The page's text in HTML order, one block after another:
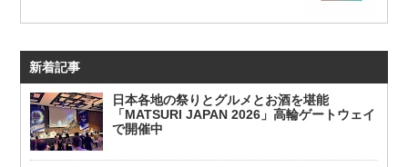
新着記事
日本各地の祭りとグルメとお酒を堪能
「MATSURI JAPAN 2026」高輪ゲートウェイ
で開催中